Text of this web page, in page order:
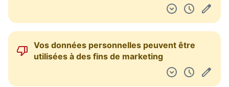
Vos données personnelles peuvent être
utilisées à des fins de marketing